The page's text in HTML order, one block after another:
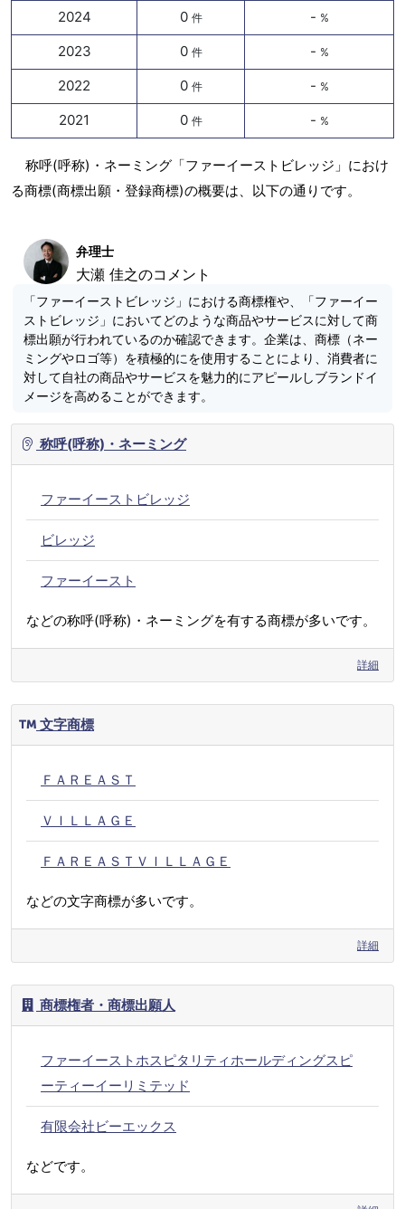
2024 0 件 - %
2023 0 件 - %
2022 0 件 - %
2021 0 件 - %
称呼(呼称)・ネーミング「ファーイーストビレッジ」におけ
る商標(商標出願・登録商標)の概要は、以下の通りです。
弁理士
大瀬 佳之のコメント
「ファーイーストビレッジ」における商標権や、「ファーイー
ストビレッジ」においてどのような商品やサービスに対して商
標出願が行われているのか確認できます。企業は、商標（ネー
ミングやロゴ等）を積極的にを使用することにより、消費者に
対して自社の商品やサービスを魅力的にアピールしブランドイ
メージを高めることができます。
称呼(呼称)・ネーミング
ファーイーストビレッジ
ビレッジ
ファーイースト
などの称呼(呼称)・ネーミングを有する商標が多いです。
詳細
文字商標
ＦＡＲＥＡＳＴ
ＶＩＬＬＡＧＥ
ＦＡＲＥＡＳＴＶＩＬＬＡＧＥ
などの文字商標が多いです。
詳細
商標権者・商標出願人
ファーイーストホスピタリティホールディングスピ
ーティーイーリミテッド
有限会社ビーエックス
などです。